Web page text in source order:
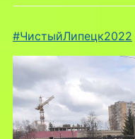
#ЧистыйЛипецк2022